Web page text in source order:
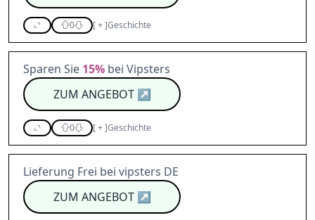
0 [+]Geschichte
Sparen Sie 15% bei Vipsters
ZUM ANGEBOT↗
0 [+]Geschichte
Lieferung Frei bei vipsters DE
ZUM ANGEBOT↗